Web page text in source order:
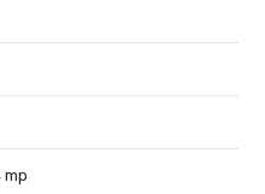
jacuzzi, saună, spa și o
locuirea urbană în zona
pe jos, iar Promenada Mall
cafenele,
mp